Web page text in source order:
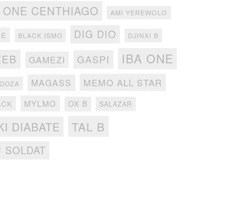
CENTHIAGO AMI YEREWOLO
BLACK ISMO DIG DIO DJINXI B
GAMEZI GASPI IBA ONE
MAGASS MEMO ALL STAR
MYLMO OX B SALAZAR
DIABATE TAL B
SOLDAT